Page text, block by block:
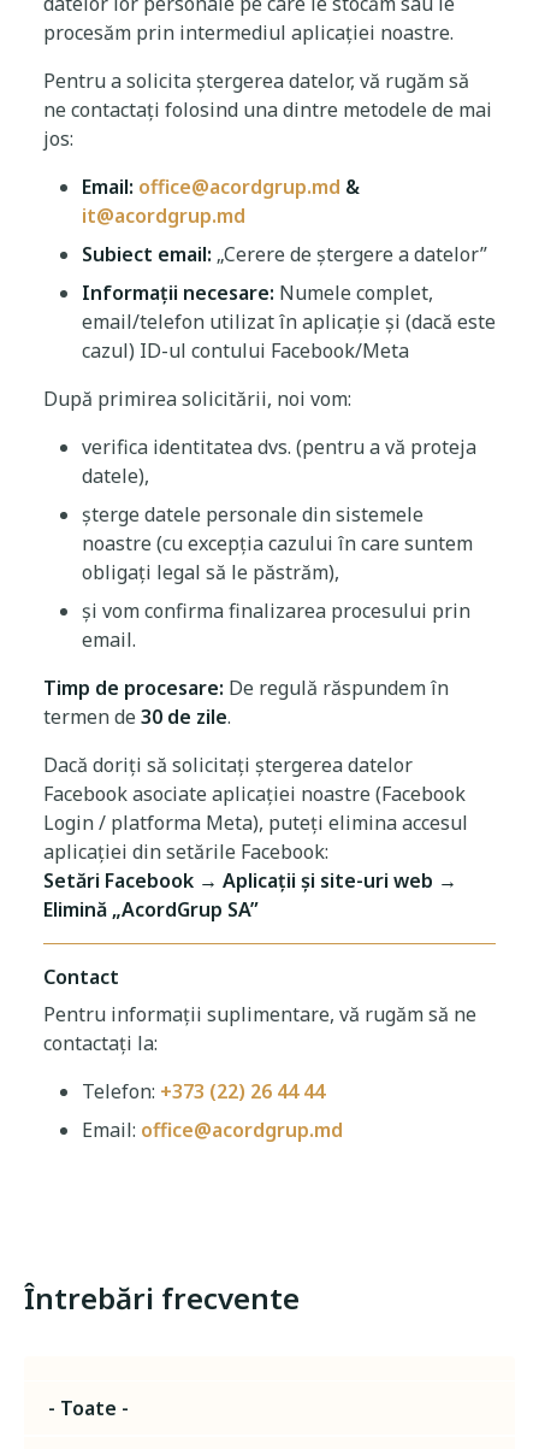
procesăm prin intermediul aplicației noastre.
Pentru a solicita ștergerea datelor, vă rugăm să
ne contactați folosind una dintre metodele de mai
jos:
Email: office@acordgrup.md &
it@acordgrup.md
Subiect email: „Cerere de ștergere a datelor”
Informații necesare: Numele complet,
email/telefon utilizat în aplicație și (dacă este
cazul) ID-ul contului Facebook/Meta
După primirea solicitării, noi vom:
verifica identitatea dvs. (pentru a vă proteja
datele),
șterge datele personale din sistemele
noastre (cu excepția cazului în care suntem
obligați legal să le păstrăm),
și vom confirma finalizarea procesului prin
email.
Timp de procesare: De regulă răspundem în
termen de30 de zile.
Dacă doriți să solicitați ștergerea datelor
Facebook asociate aplicației noastre (Facebook
Login / platforma Meta), puteți elimina accesul
aplicației din setările Facebook:
Setări Facebook → Aplicații și site-uri web →
Elimină „AcordGrup SA”
Contact
Pentru informații suplimentare, vă rugăm să ne
contactați la:
Telefon: +373 (22) 26 44 44
Email: office@acordgrup.md
Întrebări frecvente
- Toate -